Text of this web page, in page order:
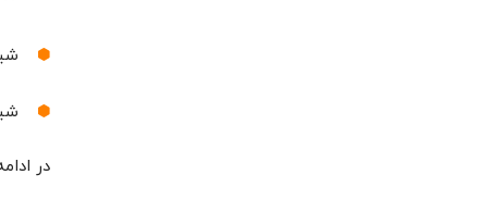
در